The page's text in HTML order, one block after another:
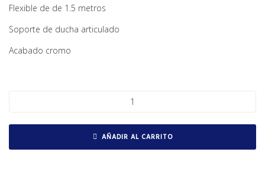
Flexible de de 1.5 metros
Soporte de ducha articulado
Acabado cromo
AÑADIR AL CARRITO